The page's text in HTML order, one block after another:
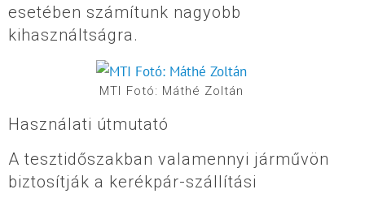
esetében számítunk nagyobb
kihasználtságra.
MTI Fotó: Máthé Zoltán
Használati útmutató
A tesztidőszakban valamennyi járművön
biztosítják a kerékpár-szállítási